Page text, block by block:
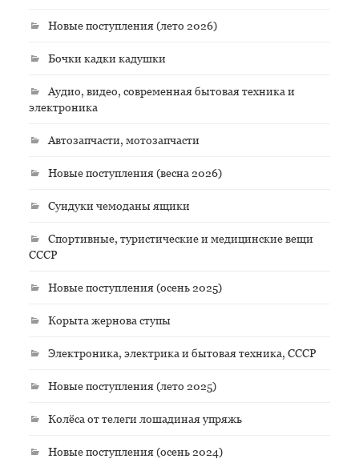
Новые поступления (лето 2026)
Бочки кадки кадушки
Аудио, видео, современная бытовая техника и
электроника
Автозапчасти, мотозапчасти
Новые поступления (весна 2026)
Сундуки чемоданы ящики
Спортивные, туристические и медицинские вещи
СССР
Новые поступления (осень 2025)
Корыта жернова ступы
Электроника, электрика и бытовая техника, СССР
Новые поступления (лето 2025)
Колёса от телеги лошадиная упряжь
Новые поступления (осень 2024)